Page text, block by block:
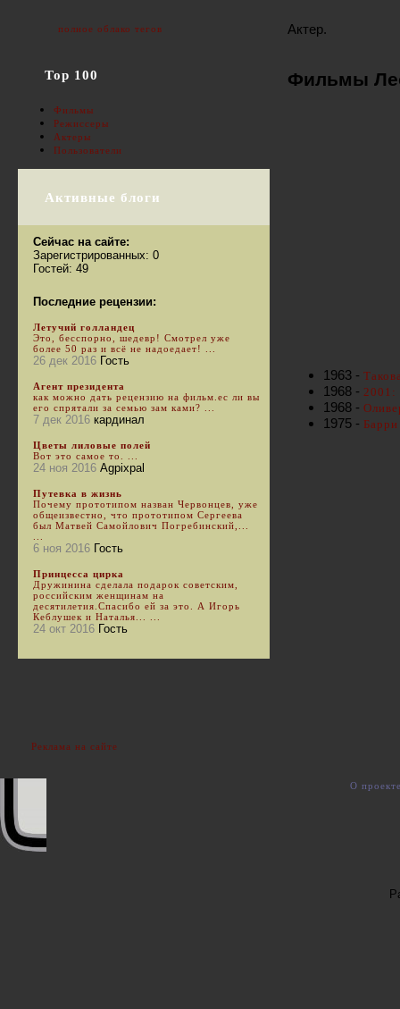
Актер.
Фильмы
1963 -
1968 - 2001:
1968 -
1975 -
полное облако тегов
Top 100
Фильмы
Режиссеры
Актеры
Пользователи
Активные блоги
Сейчас на сайте:
Зарегистрированных: 0
Гостей: 49
Последние рецензии:
Летучий голландец
Это, бесспорно, шедевр! Смотрел уже
более 50 раз и всё не надоедает! ...
26 дек 2016 Гость
Агент президента
как можно дать рецензию на фильм.ес ли вы
его спрятали за семью зам ками? ...
7 дек 2016 кардинал
Цветы лиловые полей
Вот это самое то. ...
24 ноя 2016 Agpixpal
Путевка в жизнь
Почему прототипом назван Червонцев, уже
общеизвестно, что прототипом Сергеева
был Матвей Самойлович Погребинский,...
6 ноя 2016 Гость
Принцесса цирка
Дружинина сделала подарок советским,
российским женщинам на
десятилетия.Спасибо ей за это. А Игорь
Кеблушек и Наталья... ...
24 окт 2016 Гость
Реклама на сайте
О